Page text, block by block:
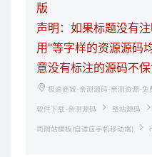
版
声明：如果标题没有
用"等字样的资源源码
意没有标注的源码不
极速商城-亲测源码-亲测资源-
软件下载-亲测源码 整站源码
司网站模板(自适应手机移动端)